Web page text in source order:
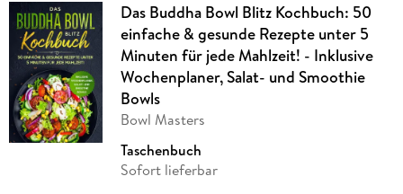
Das Buddha Bowl Blitz Kochbuch: 50
einfache & gesunde Rezepte unter 5
Minuten für jede Mahlzeit! - Inklusive
Wochenplaner, Salat- und Smoothie
Bowls
Bowl Masters
Taschenbuch
Sofort lieferbar